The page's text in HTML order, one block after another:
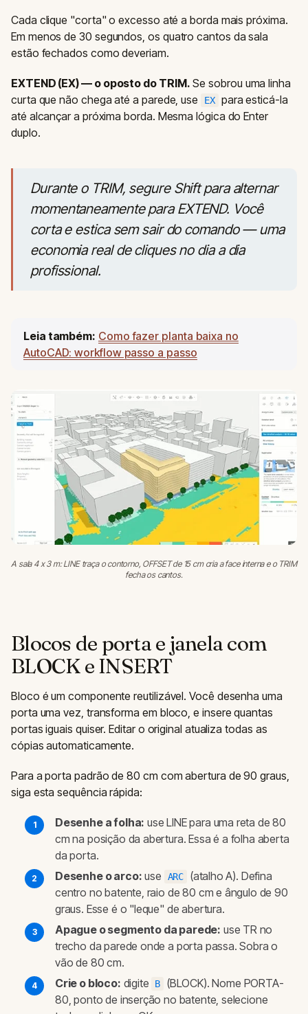
Cada clique "corta" o excesso até a borda mais próxima.
Em menos de 30 segundos, os quatro cantos da sala
estão fechados como deveriam.
EXTEND (EX) — o oposto do TRIM. Se sobrou uma linha
curta que não chega até a parede, use
EX para esticá-la
até alcançar a próxima borda. Mesma lógica do Enter
duplo.
Durante o TRIM, segure Shift para alternar
momentaneamente para EXTEND. Você
corta e estica sem sair do comando — uma
economia real de cliques no dia a dia
profissional.
Leia também: Como fazer planta baixa no
AutoCAD: workflow passo a passo
A sala 4 x 3 m: LINE traça o contorno, OFFSET de 15 cm cria a face interna e o TRIM
fecha os cantos.
Blocos de porta e janela com
BLOCK e INSERT
Bloco é um componente reutilizável. Você desenha uma
porta uma vez, transforma em bloco, e insere quantas
portas iguais quiser. Editar o original atualiza todas as
cópias automaticamente.
Para a porta padrão de 80 cm com abertura de 90 graus,
siga esta sequência rápida:
Desenhe a folha: use LINE para uma reta de 80
cm na posição da abertura. Essa é a folha aberta
da porta.
Desenhe o arco: use ARC
(atalho A). Defina
centro no batente, raio de 80 cm e ângulo de 90
graus. Esse é o "leque" de abertura.
Apague o segmento da parede: use TR no
trecho da parede onde a porta passa. Sobra o
vão de 80 cm.
Crie o bloco: digite B
(BLOCK). Nome PORTA-
80, ponto de inserção no batente, selecione